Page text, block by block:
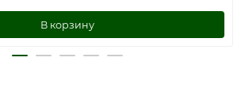
В корзину